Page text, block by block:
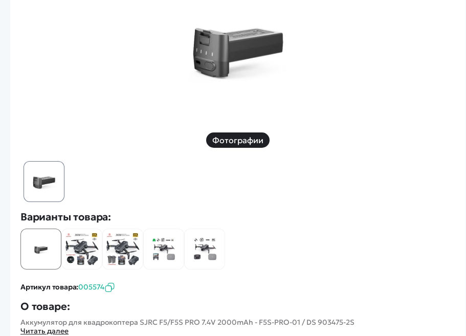
Скоростной катер
Вертолетик для детей ну пульте
Скидки
Фотографии
Варианты товара:
Артикул товара:005574
О товаре:
Аккумулятор для квадрокоптера SJRC F5/F5S PRO 7.4V 2000mAh - F5S-PRO-01 / DS 903475-2S
Читать далее
Наши соцсети: